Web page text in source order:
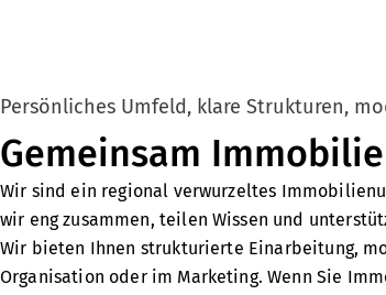
Persönliches Umfeld, klare Strukturen,
Gemeinsam
Wir sind ein regional verwurzeltes
wir eng zusammen, teilen Wissen und
Wir bieten Ihnen strukturierte Einarbeitung,
Organisation oder im Marketing. Wenn Sie